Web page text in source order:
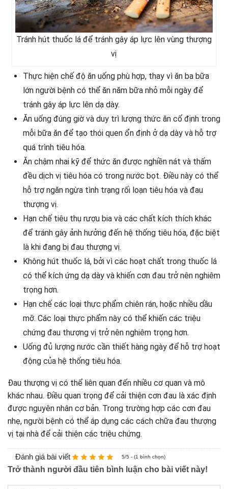
Tránh hút thuốc lá để tránh gây áp lực lên vùng thượng
vị
Thực hiện chế độ ăn uống phù hợp, thay vì ăn ba bữa
lớn người bệnh có thể ăn năm bữa nhỏ mỗi ngày để
tránh gây áp lực lên dạ dày.
Ăn uống đúng giờ và duy trì lượng thức ăn cố định trong
mỗi bữa ăn để tạo thói quen ổn định ở dạ dày và hỗ trợ
quá trình tiêu hóa.
Ăn chậm nhai kỹ để thức ăn được nghiền nát và thấm
đều dịch vị tiêu hóa có trong nước bọt. Điều này có thể
hỗ trợ ngăn ngừa tình trạng rối loạn tiêu hóa và đau
thượng vị.
Hạn chế tiêu thụ rượu bia và các chất kích thích khác
để tránh gây ảnh hưởng đến hệ thống tiêu hóa, đặc biệt
là khi đang bị đau thượng vị.
Không hút thuốc lá, bởi vì các hoạt chất trong thuốc lá
có thể kích ứng dạ dày và khiến cơn đau trở nên nghiêm
trọng hơn.
Hạn chế các loại thực phẩm chiên rán, hoặc nhiều dầu
mỡ. Các loại thực phẩm này có thể khiến các triệu
chứng đau thượng vị trở nên nghiêm trọng hơn.
Uống đủ lượng nước cần thiết hàng ngày để hỗ trợ hoạt
động của hệ thống tiêu hóa.
Đau thượng vị có thể liên quan đến nhiều cơ quan và mô
khác nhau. Điều quan trọng để cải thiện cơn đau là xác định
được nguyên nhân cơ bản. Trong trường hợp các cơn đau
nhẹ, người bệnh có thể áp dụng các cách chữa đau thượng
vị tại nhà để cải thiện các triệu chứng.
Đánh giá bài viết 5/5 - (1 bình chọn)
Trở thành người đầu tiên bình luận cho bài viết này!